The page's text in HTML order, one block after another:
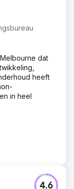
2,1 miljoen (een
aantal
kosten voor
campagnes
dat
heeft
in heel
4.6